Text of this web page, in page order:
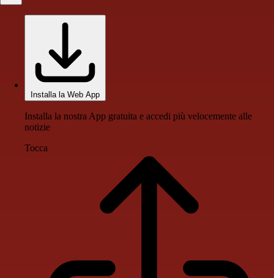
Installa la Web App
Installa la nostra App gratuita e accedi più velocemente alle
notizie
Tocca